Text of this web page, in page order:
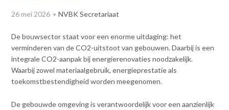
u
p
t
o
m
a
n
26 mei 2026 NVBK Secretariaat
De bouwsector staat voor een enorme uitdaging: het
verminderen van de CO2-uitstoot van gebouwen. Daarbij is een
integrale CO2-aanpak bij energierenovaties noodzakelijk.
Waarbij zowel materiaalgebruik, energieprestatie als
toekomstbestendigheid worden meegenomen.
De gebouwde omgeving is verantwoordelijk voor een aanzienlijk
levensduurkosten
Nieuwsarchief
Artikelen
Verenigingsdocumenten
Opleiding & Carrière
Partners
Actualiteit